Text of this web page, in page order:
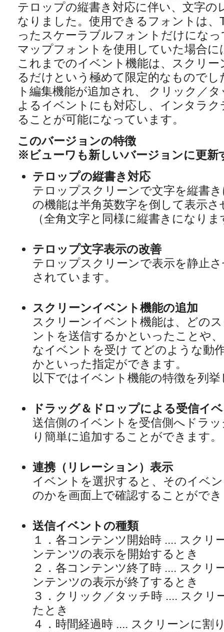
テロップの縦書き対応に伴い、文字の
なりました。使用できるフォントは、
ったスケーラブルフォントだけにな
マップフォントを使用していた場合に
これまでのイベント機能は、スクリ
るだけという極めて限定的なもので
ト編集機能が追加され、 クリック／
よるイベントにも対応し、インタラ
ることが可能になっています。
このバージョンの特徴
※ビューワも新しいバージョンに更新
テロップの縦書き対応
テロップスクリーンで文字を縦書
の機能は半角英数字を倒して表示
（全角文字と同様に縦書きになりま
テロップ文字表示の改善
テロップスクリーンで表示を静止
されています。
スクリーンイベント機能の追加
スクリーンイベント機能は、どの
ントを送信するかといったことや
なイベントを受け てどのような動
かといった指定ができます。
以下ではイベント機能の特徴を列
ドラッグ＆ドロップによる受信イ
送信側のイベントを受信側へドラ
り簡単に追加することができます。
連携（リレーション）表示
イベントを選択すると、そのイベ
のかを画面上で確認することがで
送信イベントの種類
１．各コンテンツ開始時 .... スクリ
ンテンツの表示を開始するとき
２．各コンテンツ終了時 .... スクリ
ンテンツの表示が終了するとき
３．クリック／タッチ時 .... スク
たとき
４．時間経過時 .... スクリーンに割